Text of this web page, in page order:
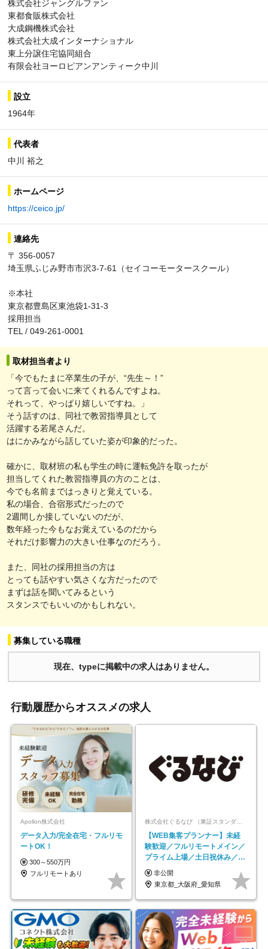
株式会社ジャングルファン
東都食販株式会社
大成鋼機株式会社
株式会社大成インターナショナル
東上分譲住宅協同組合
有限会社ヨーロピアンアンティーク中川
設立
1964年
代表者
中川 裕之
ホームページ
https://ceico.jp/
連絡先
〒 356-0057
埼玉県ふじみ野市市沢3-7-61（セイコーモータースクール）
※本社
東京都豊島区東池袋1-31-3
採用担当
TEL / 049-261-0001
取材担当者より
「今でもたまに卒業生の子が、“先生～！”
って言って会いに来てくれるんですよね。
それって、やっぱり嬉しいですね。」
そう話すのは、同社で教習指導員として
活躍する若尾さんだ。
はにかみながら話していた姿が印象的だった。
確かに、取材班の私も学生の時に運転免許を取ったが
担当してくれた教習指導員の方のことは、
今でも名前まではっきりと覚えている。
私の場合、合宿形式だったので
2週間しか接していないのだが、
数年経った今もなお覚えているのだから
それだけ影響力の大きい仕事なのだろう。
また、同社の採用担当の方は
とっても話やすい気さくな方だったので
まずは話を聞いてみるという
スタンスでもいいのかもしれない。
募集している職種
現在、typeに掲載中の求人はありません。
行動履歴からオススメの求人
Apollon株式会社
データ入力/完全在宅・フルリモ
ートOK！
300～550万円
フルリモートあり
株式会社ぐるなび （東証スタンダード上場）
【WEB集客プランナー】未経
験歓迎／フルリモートメイン／
プライム上場／土日祝休み／東
京・大阪・名古屋
非公開
東京都_大阪府_愛知県